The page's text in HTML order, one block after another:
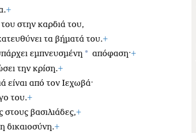
+
στην καρδιά του,
τα βήματά του.+
εμπνευσμένη * απόφαση·+
την κρίση.+
είναι από τον Ιεχωβά·
του.+
στους βασιλιάδες,+
δικαιοσύνη.+